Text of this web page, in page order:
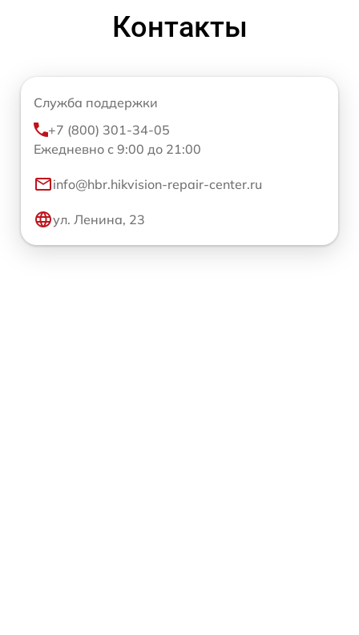
Контакты
Служба поддержки
+7 (800) 301-34-05
Ежедневно с 9:00 до 21:00
info@hbr.hikvision-repair-center.ru
ул. Ленина, 23